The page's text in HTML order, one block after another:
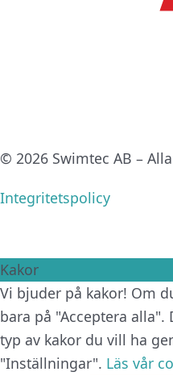
© 2026 Swimtec AB –
Integritetspolicy
Kakor
Vi bjuder på kakor! Om
bara på "Acceptera
typ av kakor du vill ha
"Inställningar". Läs vår